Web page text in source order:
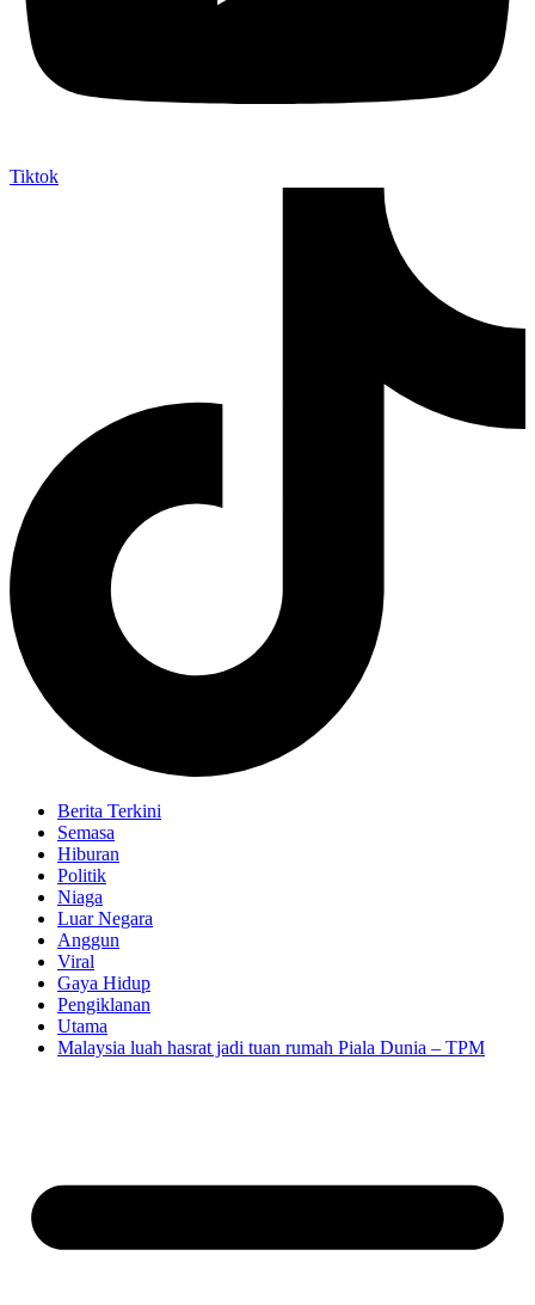
Tiktok
Berita Terkini
Semasa
Hiburan
Politik
Niaga
Luar Negara
Anggun
Viral
Gaya Hidup
Pengiklanan
Utama
Malaysia luah hasrat jadi tuan rumah Piala Dunia – TPM